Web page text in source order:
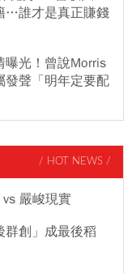
…誰才是真正賺錢
光！曾說Morris
發聲「明年定要配
/ HOT NEWS /
嚴峻現實
群創」成最後稻